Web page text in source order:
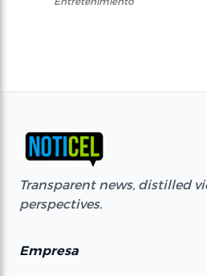
Transparent news, distilled
perspectives.
Empresa